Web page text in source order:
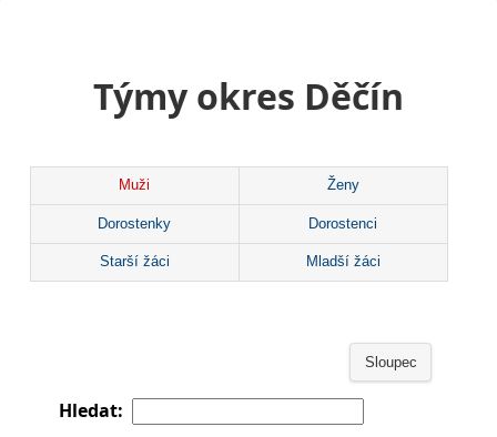
Týmy okres Děčín
Muži Ženy
Dorostenky Dorostenci
Starší žáci Mladší žáci
Sloupec
Hledat: